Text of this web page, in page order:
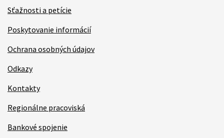
Sťažnosti a petície
Poskytovanie informácií
Ochrana osobných údajov
Odkazy
Kontakty
Regionálne pracoviská
Bankové spojenie